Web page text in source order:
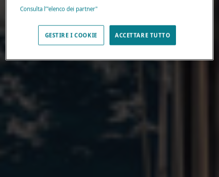
Consulta l’"elenco dei partner"
GESTIRE I COOKIE ACCETTARE TUTTO